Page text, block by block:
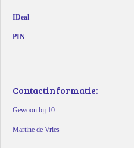
IDeal
PIN
Contactinformatie:
Gewoon bij 10
Martine de Vries